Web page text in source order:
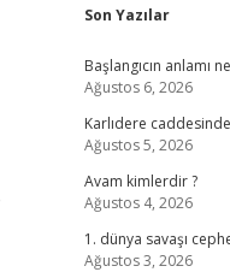
Sidebar
Son Yazılar
Başlangıcın anlamı
Ağustos 6, 2026
Karlıdere
Ağustos 5, 2026
Avam kimlerdir ?
Ağustos 4, 2026
1. dünya savaşı
Ağustos 3, 2026
betexper giriş